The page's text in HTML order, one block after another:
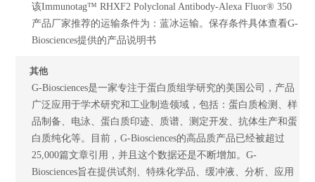
该Immunotag™ RHXF2 Polyclonal Antibody-Alexa Fluor® 350
产品厂家推荐的运输条件为：蓝冰运输。保存条件具体查看G-
Biosciences提供的产品说明书
其他
G-Biosciences是一家专注于蛋白质组学研究的美国公司，产品
广泛应用于学术研究和工业制造领域，包括：蛋白质检测、样
品制备、电泳、蛋白质印迹、质谱、测定开发、抗体生产和蛋
白质纯化等。目前，G-Biosciences的高品质产品已经被超过
25,000篇文章引用，并且这个数据还是不断增加。G-
Biosciences旨在提供试剂、特殊化学品、缓冲液、分析、应用